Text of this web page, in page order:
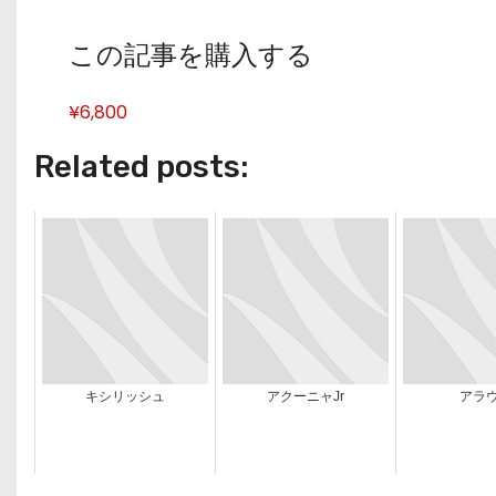
この記事を購入する
¥6,800
Related posts:
キシリッシュ アクーニャJr アラ